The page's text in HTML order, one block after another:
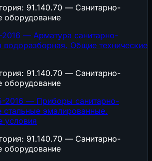
91.140.70 — Санитарно-
оборудование
— Арматура санитарно-
водоразборная. Общие технические
91.140.70 — Санитарно-
оборудование
2016 — Приборы санитарно-
стальные эмалированные.
условия
91.140.70 — Санитарно-
оборудование